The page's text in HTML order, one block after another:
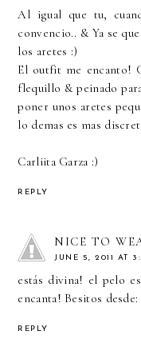
Al igual que tu,
convencio.. & Ya se
los aretes :)
El outfit me encanto!
flequillo & peinado
poner unos aretes
lo demas es mas
Carliita Garza :)
REPLY
NICE TO
JUNE 5, 2011 AT
estás divina! el pelo
encanta! Besitos
REPLY